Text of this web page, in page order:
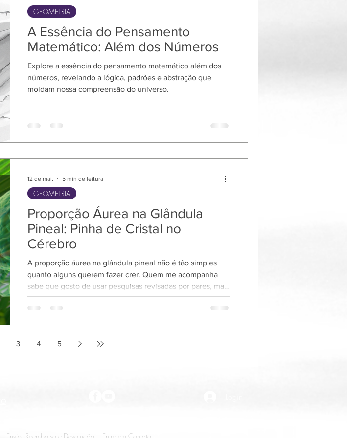
São
A Essência do Pensamento
Matemático: Além dos Números
Explore a essência do pensamento matemático além dos
números, revelando a lógica, padrões e abstração que
moldam nossa compreensão do universo.
GEOMETRIA
Proporção Áurea na Glândula
Pineal: Pinha de Cristal no
Cérebro
A proporção áurea na glândula pineal não é tão simples
quanto alguns querem fazer crer. Quem me acompanha
sabe que gosto de usar pesquisas revisadas por pares, mas
para fundamentar a estrutura da glândula pineal, temos
mais história do que ciência. As propriedades da proporção
fotos são duvidosas, mas a tradição é rica. Diz-se que a
GEOMETRIA
12 de mai. 5 min de leitura
3 4 5
Envio, Reembolso e Devolução Entre em Contato